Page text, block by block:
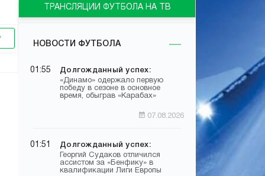
ТРАНСЛЯЦИИ ФУТБОЛА НА ТВ
НОВОСТИ ФУТБОЛА
01:55 Долгожданный успех:
«Динамо» одержало первую
победу в сезоне в основное
время, обыграв «Карабах»
07.08.2026
01:51 Долгожданный успех:
Георгий Судаков отличился
ассистом за «Бенфику» в
квалификации Лиги Европы